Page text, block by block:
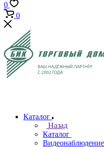
0
0
Каталог
Назад
Каталог
Видеонаблюдение